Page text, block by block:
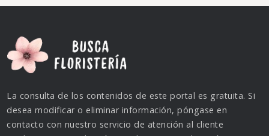
La consulta de los contenidos de este portal es gratuita. Si
desea modificar o eliminar información, póngase en
contacto con nuestro servicio de atención al cliente